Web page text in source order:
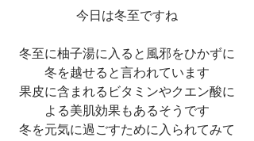
今日は冬至ですね
冬至に柚子湯に入ると風邪をひかずに
冬を越せると言われています
果皮に含まれるビタミンやクエン酸に
よる美肌効果もあるそうです
冬を元気に過ごすために入られてみて